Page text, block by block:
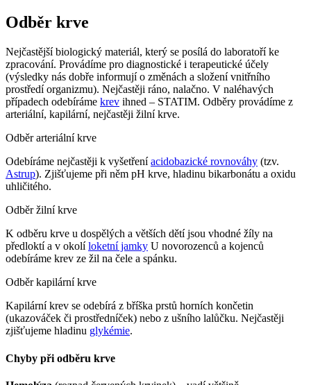
Odběr krve
Nejčastější biologický materiál, který se posílá do laboratoří ke
zpracování. Provádíme pro diagnostické i terapeutické účely
(výsledky nás dobře informují o změnách a složení vnitřního
prostředí organizmu). Nejčastěji ráno, nalačno. V naléhavých
případech odebíráme krev ihned – STATIM. Odběry provádíme z
arteriální, kapilární, nejčastěji žilní krve.
Odběr arteriální krve
Odebíráme nejčastěji k vyšetřeníacidobazické rovnováhy (tzv.
Astrup). Zjišťujeme při něm pH krve, hladinu bikarbonátu a oxidu
uhličitého.
Odběr žilní krve
K odběru krve u dospělých a větších dětí jsou vhodné žíly na
předloktí a v okolíloketní jamky U novorozenců a kojenců
odebíráme krev ze žil na čele a spánku.
Odběr kapilární krve
Kapilární krev se odebírá z bříška prstů horních končetin
(ukazováček či prostředníček) nebo z ušního lalůčku. Nejčastěji
zjišťujeme hladinu glykémie.
Chyby při odběru krve